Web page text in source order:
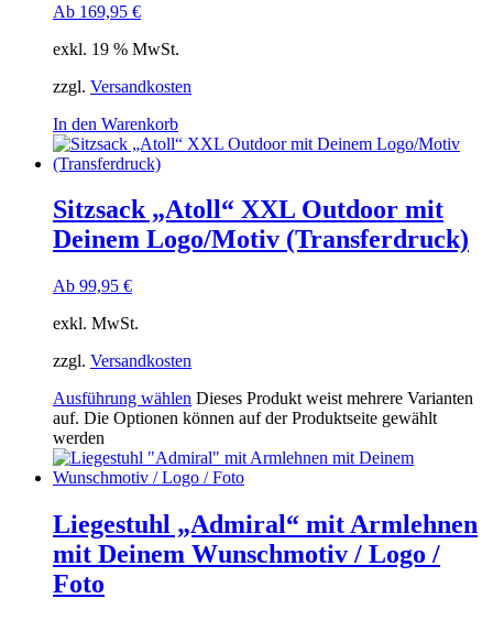
Ab 169,95 €
exkl. 19 % MwSt.
zzgl. Versandkosten
In den Warenkorb
Sitzsack „Atoll“ XXL Outdoor mit
Deinem Logo/Motiv (Transferdruck)
Ab 99,95 €
exkl. MwSt.
zzgl. Versandkosten
Ausführung wählen Dieses Produkt weist mehrere Varianten
auf. Die Optionen können auf der Produktseite gewählt
werden
Liegestuhl „Admiral“ mit Armlehnen
mit Deinem Wunschmotiv / Logo /
Foto